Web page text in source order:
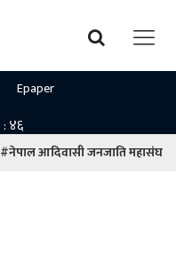
Epaper
#नेपाल आदिवासी जनजाति महासंघ